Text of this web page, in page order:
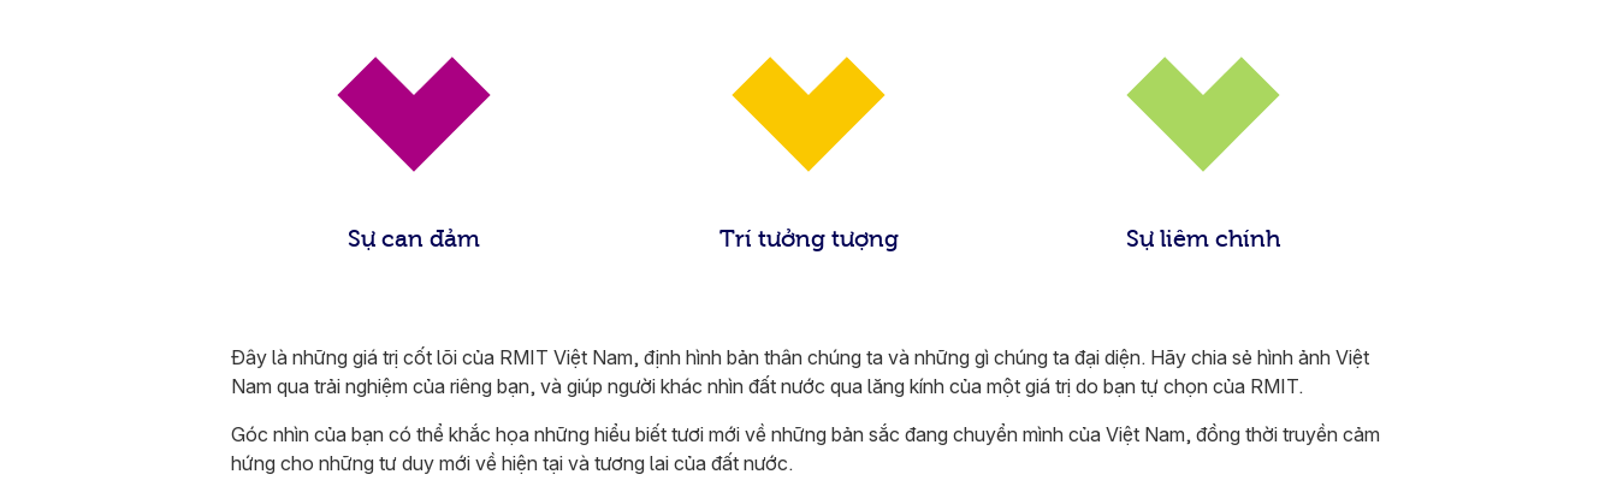
Sự can đảm Trí tưởng tượng Sự liêm chính
Đây là những giá trị cốt lõi của RMIT Việt Nam, định hình bản thân chúng ta và những gì chúng ta đại diện. Hãy chia sẻ hình ảnh Việt
Nam qua trải nghiệm của riêng bạn, và giúp người khác nhìn đất nước qua lăng kính của một giá trị do bạn tự chọn của RMIT.
Góc nhìn của bạn có thể khắc họa những hiểu biết tươi mới về những bản sắc đang chuyển mình của Việt Nam, đồng thời truyền cảm
hứng cho những tư duy mới về hiện tại và tương lai của đất nước.